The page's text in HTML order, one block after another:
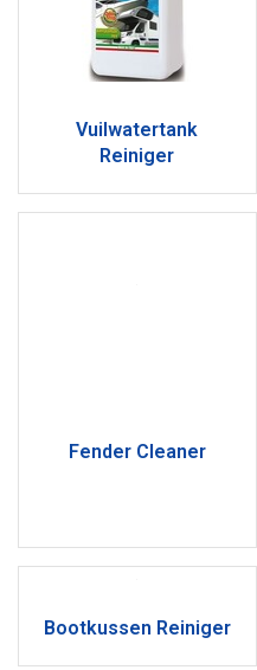
Vuilwatertank
Reiniger
Fender Cleaner
Bootkussen Reiniger